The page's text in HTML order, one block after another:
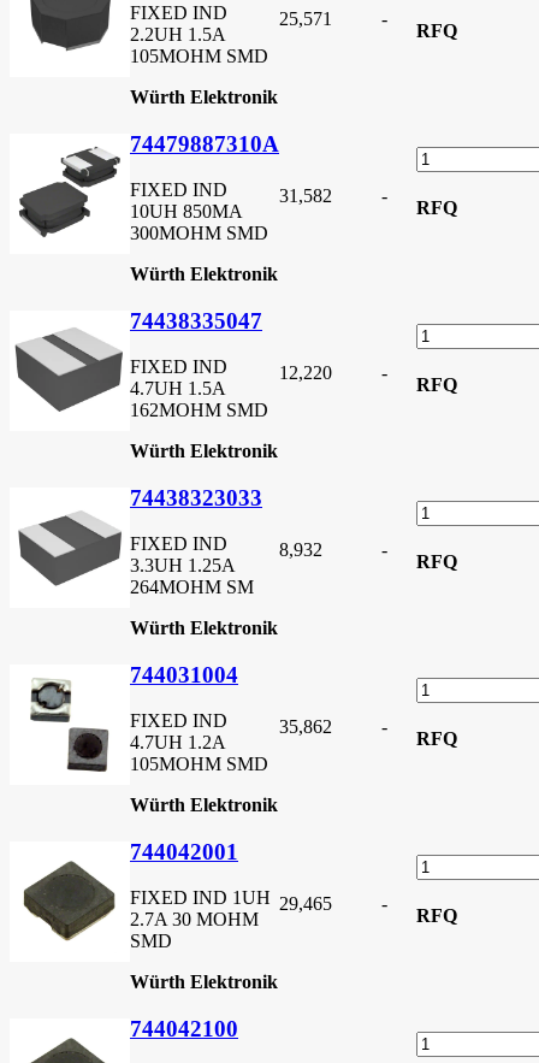
FIXED IND
2.2UH 1.5A
105MOHM SMD
Würth Elektronik
25,571 -
RFQ
74479887310A
FIXED IND
10UH 850MA
300MOHM SMD
Würth Elektronik
31,582 -
RFQ
74438335047
FIXED IND
4.7UH 1.5A
162MOHM SMD
Würth Elektronik
12,220 -
RFQ
74438323033
FIXED IND
3.3UH 1.25A
264MOHM SM
Würth Elektronik
8,932 -
RFQ
744031004
FIXED IND
4.7UH 1.2A
105MOHM SMD
Würth Elektronik
35,862 -
RFQ
744042001
FIXED IND 1UH
2.7A 30 MOHM
SMD
Würth Elektronik
29,465 -
RFQ
744042100